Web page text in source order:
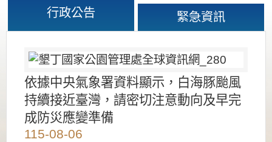
行政公告 緊急資訊
依據中央氣象署資料顯示，白海豚颱風
持續接近臺灣，請密切注意動向及早完
成防災應變準備
115-08-06